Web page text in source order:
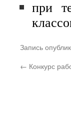
при
Запись
← Конкурс